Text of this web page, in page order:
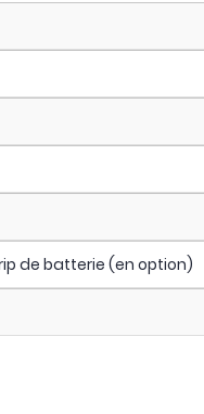
de batterie (en option)